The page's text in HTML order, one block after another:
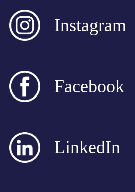
Instagram
Facebook
LinkedIn